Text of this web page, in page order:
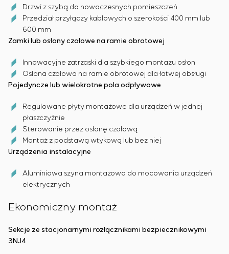
Drzwi z szybą do nowoczesnych pomieszczeń
Przedział przyłączy kablowych o szerokości 400 mm lub
600 mm
Zamki lub osłony czołowe na ramie obrotowej
Innowacyjne zatrzaski dla szybkiego montażu osłon
Osłona czołowa na ramie obrotowej dla łatwej obsługi
Pojedyncze lub wielokrotne pola odpływowe
Regulowane płyty montażowe dla urządzeń w jednej
płaszczyźnie
Sterowanie przez osłonę czołową
Montaż z podstawą wtykową lub bez niej
Urządzenia instalacyjne
Aluminiowa szyna montażowa do mocowania urządzeń
elektrycznych
Ekonomiczny montaż
Sekcje ze stacjonarnymi rozłącznikami bezpiecznikowymi
3NJ4